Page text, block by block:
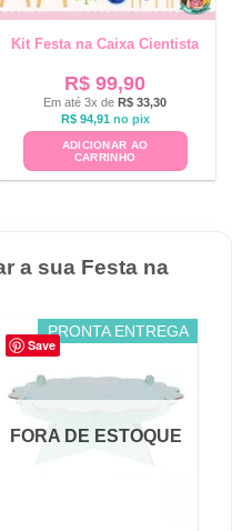
Kit Festa na Caixa Cientista
R$ 99,90
Em até 3x de R$ 33,30
R$94,91 no pix
ADICIONAR AO
CARRINHO
a sua Festa na
Save
PRONTA ENTREGA
FORA DE ESTOQUE